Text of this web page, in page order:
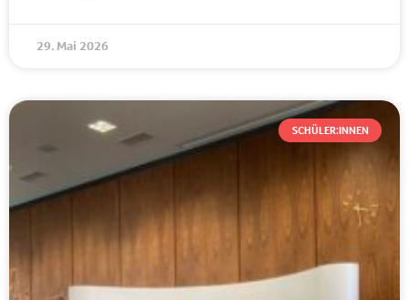
29. Mai 2026
SCHÜLER:INNEN